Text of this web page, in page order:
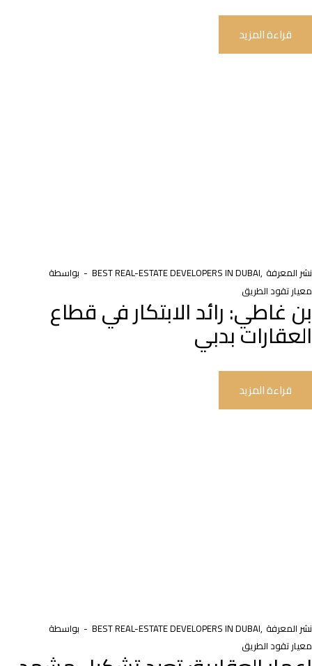
قراءة المزيد
نشر المعرفة BEST REAL-ESTATE DEVELOPERS IN DUBAI
بواسطة
معيار تقود الطريق
بن غاطي: رائد الابتكار في قطاع
العقارات بدبي
قراءة المزيد
نشر المعرفة BEST REAL-ESTATE DEVELOPERS IN DUBAI
بواسطة
معيار تقود الطريق